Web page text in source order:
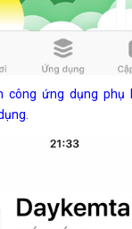
công ứng dụng phụ